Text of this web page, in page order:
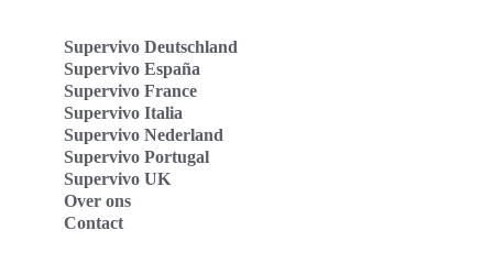
Supervivo Deutschland
Supervivo España
Supervivo France
Supervivo Italia
Supervivo Nederland
Supervivo Portugal
Supervivo UK
Over ons
Contact